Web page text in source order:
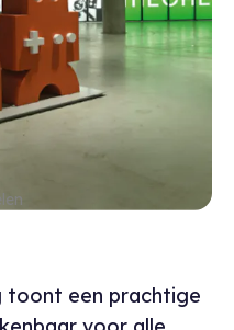
toont een prachtige